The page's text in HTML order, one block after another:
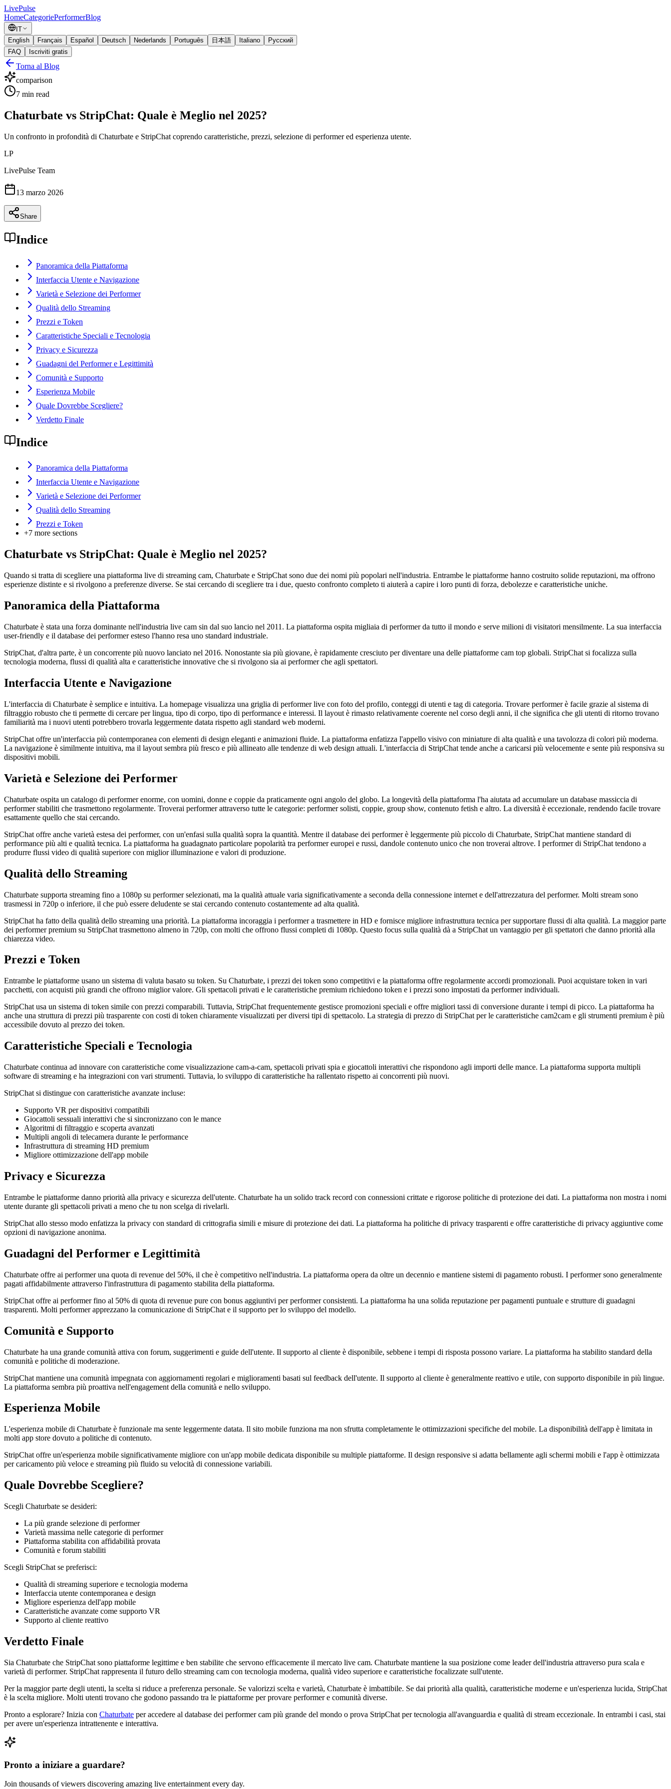
LivePulse
HomeCategoriePerformerBlog
IT
English
Français Español Deutsch Nederlands Português 日本語 Italiano
Русский
FAQ
Iscriviti gratis
Torna al Blog
comparison
7 min read
Chaturbate vs StripChat: Quale è Meglio nel 2025?
Un confronto in profondità di Chaturbate e StripChat coprendo caratteristiche, prezzi, selezione di performer ed esperienza utente.
LP
LivePulse Team
13 marzo 2026
Share
Indice
Panoramica della Piattaforma
Interfaccia Utente e Navigazione
Varietà e Selezione dei Performer
Qualità dello Streaming
Prezzi e Token
Caratteristiche Speciali e Tecnologia
Privacy e Sicurezza
Guadagni del Performer e Legittimità
Comunità e Supporto
Esperienza Mobile
Quale Dovrebbe Scegliere?
Verdetto Finale
Indice
Panoramica della Piattaforma
Interfaccia Utente e Navigazione
Varietà e Selezione dei Performer
Qualità dello Streaming
Prezzi e Token
+7 more sections
Chaturbate vs StripChat: Quale è Meglio nel 2025?
Quando si tratta di scegliere una piattaforma live di streaming cam, Chaturbate e StripChat sono due dei nomi più popolari nell'industria. Entrambe le piattaforme hanno costruito solide reputazioni, ma offrono
esperienze distinte e si rivolgono a preferenze diverse. Se stai cercando di scegliere tra i due, questo confronto completo ti aiuterà a capire i loro punti di forza, debolezze e caratteristiche uniche.
Panoramica della Piattaforma
Chaturbate è stata una forza dominante nell'industria live cam sin dal suo lancio nel 2011. La piattaforma ospita migliaia di performer da tutto il mondo e serve milioni di visitatori mensilmente. La sua interfaccia
user-friendly e il database dei performer esteso l'hanno resa uno standard industriale.
StripChat, d'altra parte, è un concorrente più nuovo lanciato nel 2016. Nonostante sia più giovane, è rapidamente cresciuto per diventare una delle piattaforme cam top globali. StripChat si focalizza sulla
tecnologia moderna, flussi di qualità alta e caratteristiche innovative che si rivolgono sia ai performer che agli spettatori.
Interfaccia Utente e Navigazione
L'interfaccia di Chaturbate è semplice e intuitiva. La homepage visualizza una griglia di performer live con foto del profilo, conteggi di utenti e tag di categoria. Trovare performer è facile grazie al sistema di
filtraggio robusto che ti permette di cercare per lingua, tipo di corpo, tipo di performance e interessi. Il layout è rimasto relativamente coerente nel corso degli anni, il che significa che gli utenti di ritorno trovano
familiarità ma i nuovi utenti potrebbero trovarla leggermente datata rispetto agli standard web moderni.
StripChat offre un'interfaccia più contemporanea con elementi di design eleganti e animazioni fluide. La piattaforma enfatizza l'appello visivo con miniature di alta qualità e una tavolozza di colori più moderna.
La navigazione è similmente intuitiva, ma il layout sembra più fresco e più allineato alle tendenze di web design attuali. L'interfaccia di StripChat tende anche a caricarsi più velocemente e sente più responsiva su
dispositivi mobili.
Varietà e Selezione dei Performer
Chaturbate ospita un catalogo di performer enorme, con uomini, donne e coppie da praticamente ogni angolo del globo. La longevità della piattaforma l'ha aiutata ad accumulare un database massiccia di
performer stabiliti che trasmettono regolarmente. Troverai performer attraverso tutte le categorie: performer solisti, coppie, group show, contenuto fetish e altro. La diversità è eccezionale, rendendo facile trovare
esattamente quello che stai cercando.
StripChat offre anche varietà estesa dei performer, con un'enfasi sulla qualità sopra la quantità. Mentre il database dei performer è leggermente più piccolo di Chaturbate, StripChat mantiene standard di
performance più alti e qualità tecnica. La piattaforma ha guadagnato particolare popolarità tra performer europei e russi, dandole contenuto unico che non troverai altrove. I performer di StripChat tendono a
produrre flussi video di qualità superiore con miglior illuminazione e valori di produzione.
Qualità dello Streaming
Chaturbate supporta streaming fino a 1080p su performer selezionati, ma la qualità attuale varia significativamente a seconda della connessione internet e dell'attrezzatura del performer. Molti stream sono
trasmessi in 720p o inferiore, il che può essere deludente se stai cercando contenuto costantemente ad alta qualità.
StripChat ha fatto della qualità dello streaming una priorità. La piattaforma incoraggia i performer a trasmettere in HD e fornisce migliore infrastruttura tecnica per supportare flussi di alta qualità. La maggior parte
dei performer premium su StripChat trasmettono almeno in 720p, con molti che offrono flussi completi di 1080p. Questo focus sulla qualità dà a StripChat un vantaggio per gli spettatori che danno priorità alla
chiarezza video.
Prezzi e Token
Entrambe le piattaforme usano un sistema di valuta basato su token. Su Chaturbate, i prezzi dei token sono competitivi e la piattaforma offre regolarmente accordi promozionali. Puoi acquistare token in vari
pacchetti, con acquisti più grandi che offrono miglior valore. Gli spettacoli privati e le caratteristiche premium richiedono token e i prezzi sono impostati da performer individuali.
StripChat usa un sistema di token simile con prezzi comparabili. Tuttavia, StripChat frequentemente gestisce promozioni speciali e offre migliori tassi di conversione durante i tempi di picco. La piattaforma ha
anche una struttura di prezzi più trasparente con costi di token chiaramente visualizzati per diversi tipi di spettacolo. La strategia di prezzo di StripChat per le caratteristiche cam2cam e gli strumenti premium è più
accessibile dovuto al prezzo dei token.
Caratteristiche Speciali e Tecnologia
Chaturbate continua ad innovare con caratteristiche come visualizzazione cam-a-cam, spettacoli privati spia e giocattoli interattivi che rispondono agli importi delle mance. La piattaforma supporta multipli
software di streaming e ha integrazioni con vari strumenti. Tuttavia, lo sviluppo di caratteristiche ha rallentato rispetto ai concorrenti più nuovi.
StripChat si distingue con caratteristiche avanzate incluse:
Supporto VR per dispositivi compatibili
Giocattoli sessuali interattivi che si sincronizzano con le mance
Algoritmi di filtraggio e scoperta avanzati
Multipli angoli di telecamera durante le performance
Infrastruttura di streaming HD premium
Migliore ottimizzazione dell'app mobile
Privacy e Sicurezza
Entrambe le piattaforme danno priorità alla privacy e sicurezza dell'utente. Chaturbate ha un solido track record con connessioni crittate e rigorose politiche di protezione dei dati. La piattaforma non mostra i nomi
utente durante gli spettacoli privati a meno che tu non scelga di rivelarli.
StripChat allo stesso modo enfatizza la privacy con standard di crittografia simili e misure di protezione dei dati. La piattaforma ha politiche di privacy trasparenti e offre caratteristiche di privacy aggiuntive come
opzioni di navigazione anonima.
Guadagni del Performer e Legittimità
Chaturbate offre ai performer una quota di revenue del 50%, il che è competitivo nell'industria. La piattaforma opera da oltre un decennio e mantiene sistemi di pagamento robusti. I performer sono generalmente
pagati affidabilmente attraverso l'infrastruttura di pagamento stabilita della piattaforma.
StripChat offre ai performer fino al 50% di quota di revenue pure con bonus aggiuntivi per performer consistenti. La piattaforma ha una solida reputazione per pagamenti puntuale e strutture di guadagni
trasparenti. Molti performer apprezzano la comunicazione di StripChat e il supporto per lo sviluppo del modello.
Comunità e Supporto
Chaturbate ha una grande comunità attiva con forum, suggerimenti e guide dell'utente. Il supporto al cliente è disponibile, sebbene i tempi di risposta possono variare. La piattaforma ha stabilito standard della
comunità e politiche di moderazione.
StripChat mantiene una comunità impegnata con aggiornamenti regolari e miglioramenti basati sul feedback dell'utente. Il supporto al cliente è generalmente reattivo e utile, con supporto disponibile in più lingue.
La piattaforma sembra più proattiva nell'engagement della comunità e nello sviluppo.
Esperienza Mobile
L'esperienza mobile di Chaturbate è funzionale ma sente leggermente datata. Il sito mobile funziona ma non sfrutta completamente le ottimizzazioni specifiche del mobile. La disponibilità dell'app è limitata in
molti app store dovuto a politiche di contenuto.
StripChat offre un'esperienza mobile significativamente migliore con un'app mobile dedicata disponibile su multiple piattaforme. Il design responsive si adatta bellamente agli schermi mobili e l'app è ottimizzata
per caricamento più veloce e streaming più fluido su velocità di connessione variabili.
Quale Dovrebbe Scegliere?
Scegli Chaturbate se desideri:
La più grande selezione di performer
Varietà massima nelle categorie di performer
Piattaforma stabilita con affidabilità provata
Comunità e forum stabiliti
Scegli StripChat se preferisci:
Qualità di streaming superiore e tecnologia moderna
Interfaccia utente contemporanea e design
Migliore esperienza dell'app mobile
Caratteristiche avanzate come supporto VR
Supporto al cliente reattivo
Verdetto Finale
Sia Chaturbate che StripChat sono piattaforme legittime e ben stabilite che servono efficacemente il mercato live cam. Chaturbate mantiene la sua posizione come leader dell'industria attraverso pura scala e
varietà di performer. StripChat rappresenta il futuro dello streaming cam con tecnologia moderna, qualità video superiore e caratteristiche focalizzate sull'utente.
Per la maggior parte degli utenti, la scelta si riduce a preferenza personale. Se valorizzi scelta e varietà, Chaturbate è imbattibile. Se dai priorità alla qualità, caratteristiche moderne e un'esperienza lucida, StripChat
è la scelta migliore. Molti utenti trovano che godono passando tra le piattaforme per provare performer e comunità diverse.
Pronto a esplorare? Inizia con Chaturbate per accedere al database dei performer cam più grande del mondo o prova StripChat per tecnologia all'avanguardia e qualità di stream eccezionale. In entrambi i casi, stai
per avere un'esperienza intrattenente e interattiva.
Pronto a iniziare a guardare?
Join thousands of viewers discovering amazing live entertainment every day.